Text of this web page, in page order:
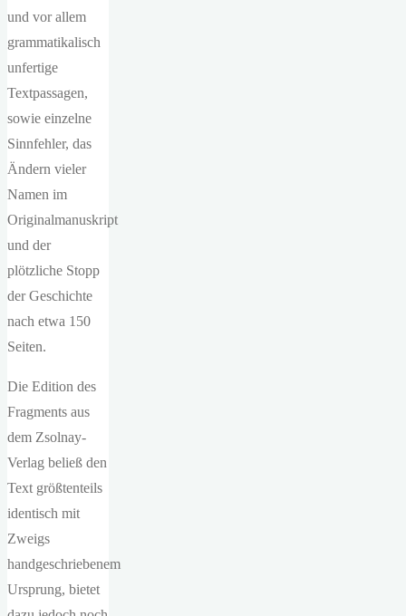
und vor allem
grammatikalisch
unfertige
Textpassagen,
sowie einzelne
Sinnfehler, das
Ändern vieler
Namen im
Originalmanuskript
und der
plötzliche Stopp
der Geschichte
nach etwa 150
Seiten.
Die Edition des
Fragments aus
dem Zsolnay-
Verlag beließ den
Text größtenteils
identisch mit
Zweigs
handgeschriebenem
Ursprung, bietet